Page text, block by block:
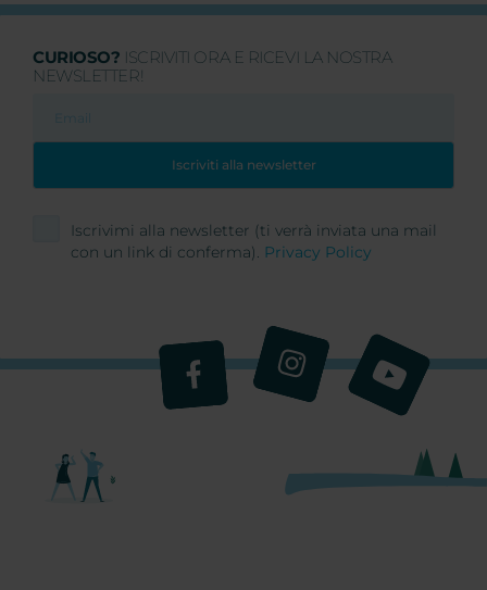
CURIOSO? ISCRIVITI ORA E RICEVI LA NOSTRA
NEWSLETTER!
Iscrivimi alla newsletter (ti verrà inviata una mail
con un link di conferma). Privacy Policy